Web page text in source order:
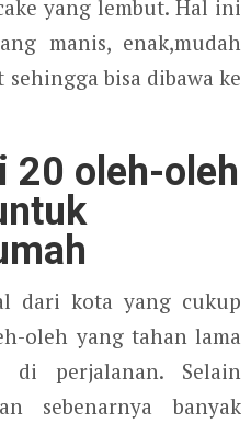
yang lembut. Hal ini
manis, enak,mudah
bisa dibawa ke
20 oleh-oleh
dari kota yang cukup
oleh yang tahan lama
di perjalanan. Selain
sebenarnya banyak